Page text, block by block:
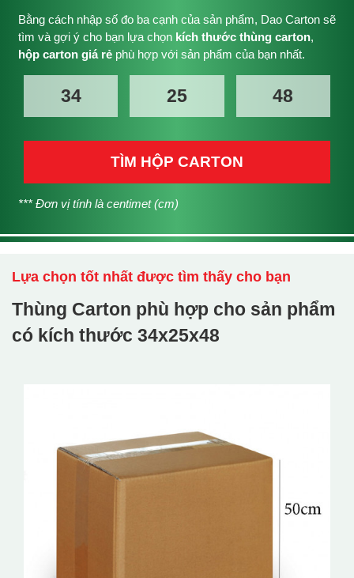
Bằng cách nhập số đo ba cạnh của sản phẩm, Dao Carton sẽ
tìm và gợi ý cho bạn lựa chọn kích thước thùng carton,
hộp carton giá rẻphù hợp với sản phẩm của bạn nhất.
TÌM HỘP CARTON
*** Đơn vị tính là centimet (cm)
Lựa chọn tốt nhất được tìm thấy cho bạn
Thùng Carton phù hợp cho sản phẩm
có kích thước 34x25x48